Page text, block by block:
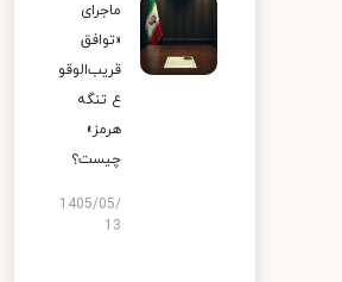
ماجرای
«توافق
قریب‌الوقو
ع تنگه
هرمز»
چیست؟
1405/05/
13